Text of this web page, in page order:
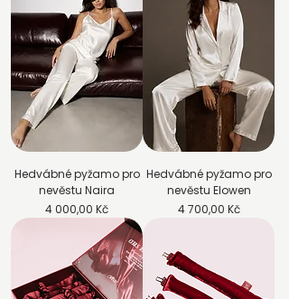
Hedvábné pyžamo pro
nevěstu Naira
Cena
4 000,00 Kč
Hedvábné pyžamo pro
nevěstu Elowen
Cena
4 700,00 Kč